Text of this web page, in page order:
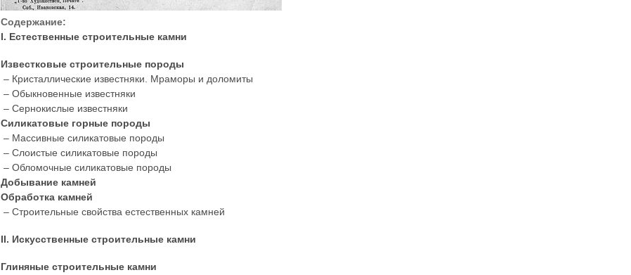
Содержание:
I. Естественные строительные камни
Известковые строительные породы
– Кристаллические известняки. Мраморы и доломиты
– Обыкновенные известняки
– Сернокислые известняки
Силикатовые горные породы
– Массивные силикатовые породы
– Слоистые силикатовые породы
– Обломочные силикатовые породы
Добывание камней
Обработка камней
– Строительные свойства естественных камней
II. Искусственные строительные камни
Глиняные строительные камни